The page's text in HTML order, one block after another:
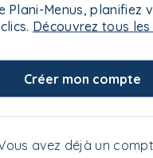
Plani-Menus, planifiez
Découvrez tous
Créer mon compte
avez déjà un